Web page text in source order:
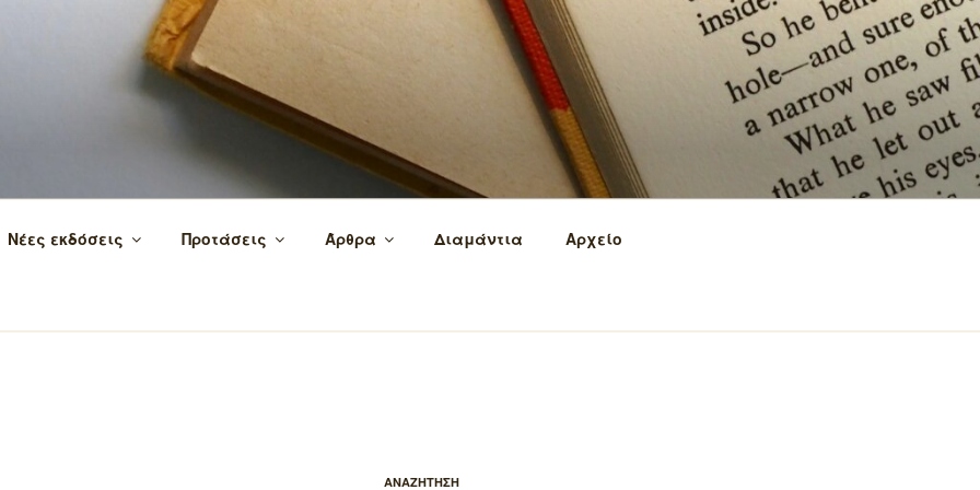
τα βιβλία και τη γνώση!
Νέες εκδόσεις Προτάσεις Άρθρα Διαμάντια Αρχείο
ΑΝΑΖΗΤΗΣΗ